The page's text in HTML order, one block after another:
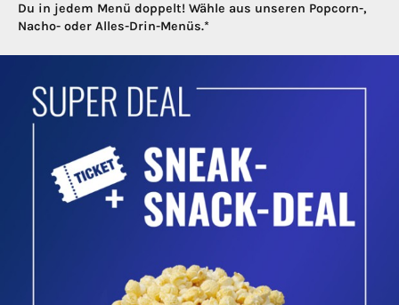
Du in jedem Menü doppelt! Wähle aus unseren Popcorn-,
Nacho- oder Alles-Drin-Menüs.*